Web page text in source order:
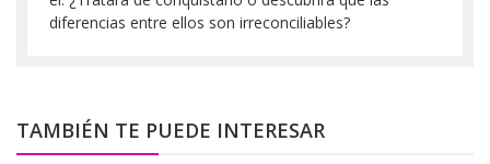
diferencias entre ellos son irreconciliables?
TAMBIÉN TE PUEDE INTERESAR